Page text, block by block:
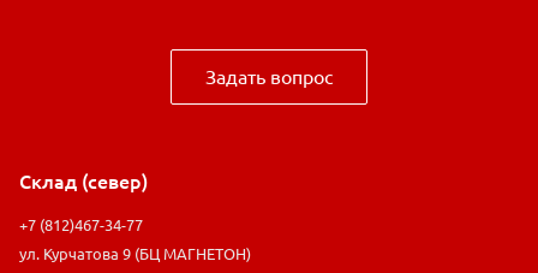
Задать вопрос
Склад (север)
+7 (812)467-34-77
ул. Курчатова 9 (БЦ МАГНЕТОН)